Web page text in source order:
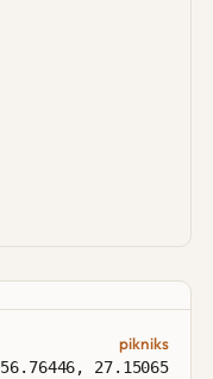
pikniks
56.76446, 27.15065